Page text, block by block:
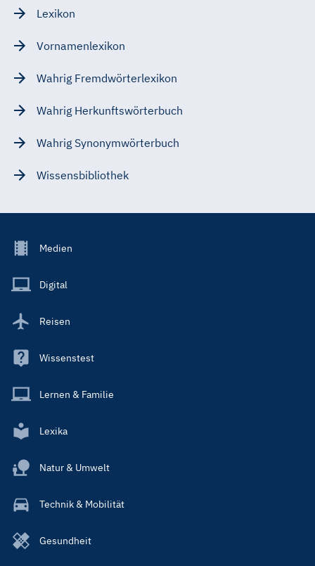
Lexikon
Vornamenlexikon
Wahrig Fremdwörterlexikon
Wahrig Herkunftswörterbuch
Wahrig Synonymwörterbuch
Wissensbibliothek
Footer
Main
Medien
Digital
Reisen
Wissenstest
Lernen & Familie
Lexika
Natur & Umwelt
Technik & Mobilität
Gesundheit